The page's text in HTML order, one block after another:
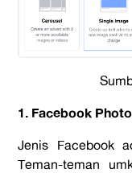
1. Facebook
Jenis Facebook
Teman-teman